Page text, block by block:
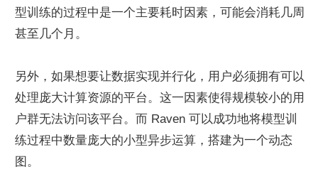
型训练的过程中是一个主要耗时因素，可能会消耗几周
甚至几个月。
另外，如果想要让数据实现并行化，用户必须拥有可以
处理庞大计算资源的平台。这一因素使得规模较小的用
户群无法访问该平台。而 Raven 可以成功地将模型训
练过程中数量庞大的小型异步运算，搭建为一个动态
图。